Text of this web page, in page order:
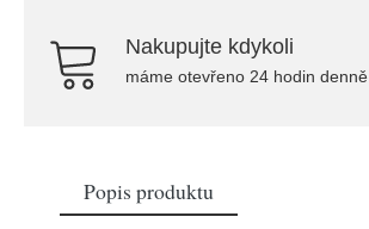
Nakupujte kdykoli
máme otevřeno 24 hodin denně
Popis produktu